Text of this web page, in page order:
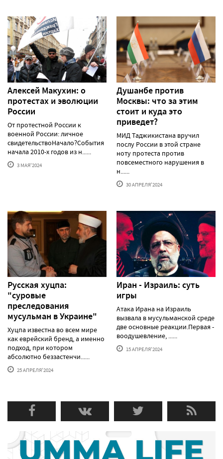
Алексей Макуxин: о
протестаx и эволюции
России
От протестной России к
военной России: личное
свидетельствоНачало?События
начала 2010-х годов из н......
3 МАЯ'2024
Душанбе против
Москвы: что за этим
стоит и куда это
приведет?
МИД Таджикистана вручил
послу России в этой стране
ноту протеста против
повсеместного нарушения в
н......
30 АПРЕЛЯ'2024
Русская хуцпа:
"суровые
преследования
мусульман в Украине"
Хуцпа известна во всем мире
как еврейский бренд, а именно
подход, при котором
абсолютно беззастенчи......
25 АПРЕЛЯ'2024
Иран - Израиль: суть
игры
Атака Ирана на Израиль
вызвала в мусульманской среде
две основные реакции.Первая -
воодушевление, ......
15 АПРЕЛЯ'2024